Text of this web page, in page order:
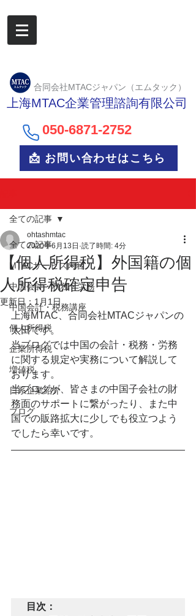
合同会社MTACジャパン（エムタック）
上海MTAC企業管理諮詢有限公司
050-6871-2752
📩 お問い合わせはこちら
全ての記事
MTACサービス内容
中国会計・税務・労務
中国会計・税務講座
個人所得税
企業所得税
増値税
日系企業紹介
ブログ
全ての記事
【個人所得税】外国籍の個
人所得税確定申告
ohtashmtac
2020年6月13日 読了時間: 4分
更新日： 1月1日
上海MTAC、合同会社MTACジャパンの
太田です。
当ブログでは中国の会計・税務・労務
に関する規定や実務について解説して
おります。
当ブログが、皆さまの中国子会社の財
務面のサポートに繋がったり、また中
国での販路拡大に少しでも役立つよう
でしたら幸いです。
目次：